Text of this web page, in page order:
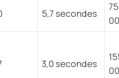
5,7 secondes
75
3,0 secondes